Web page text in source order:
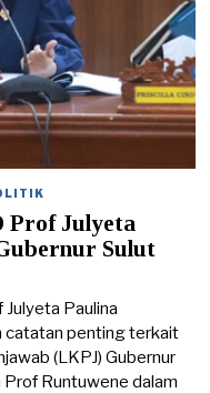
Prof Julyeta
Sulut
Paulina
catatan penting terkait
(LKPJ) Gubernur
Runtuwene dalam